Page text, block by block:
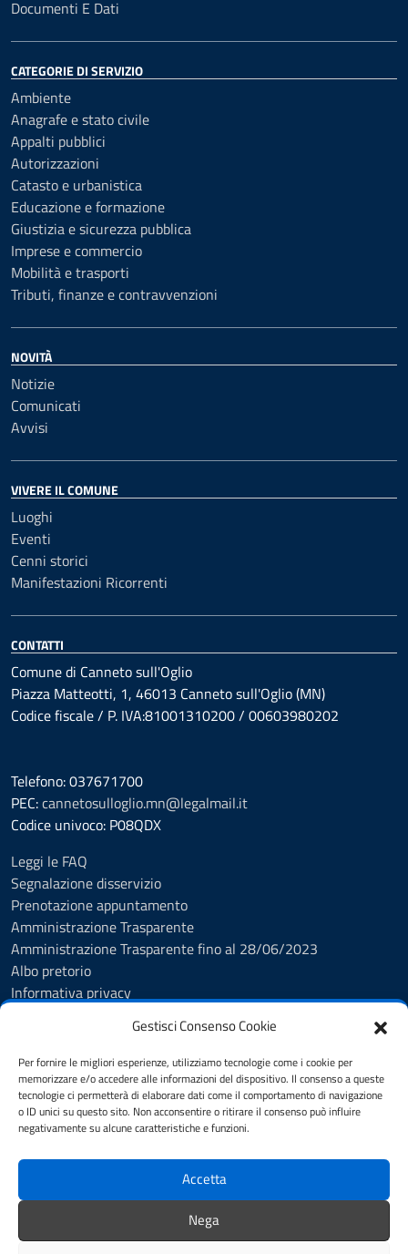
Gestisci Consenso Cookie
Per fornire le migliori esperienze, utilizziamo tecnologie come i cookie per
memorizzare e/o accedere alle informazioni del dispositivo. Il consenso a queste
tecnologie ci permetterà di elaborare dati come il comportamento di navigazione
o ID unici su questo sito. Non acconsentire o ritirare il consenso può influire
negativamente su alcune caratteristiche e funzioni.
Accetta
Nega
Documenti E Dati
CATEGORIE DI SERVIZIO
Ambiente
Anagrafe e stato civile
Appalti pubblici
Autorizzazioni
Catasto e urbanistica
Educazione e formazione
Giustizia e sicurezza pubblica
Imprese e commercio
Mobilità e trasporti
Tributi, finanze e contravvenzioni
NOVITÀ
Notizie
Comunicati
Avvisi
VIVERE IL COMUNE
Luoghi
Eventi
Cenni storici
Manifestazioni Ricorrenti
CONTATTI
Comune di Canneto sull'Oglio
Piazza Matteotti, 1, 46013 Canneto sull'Oglio (MN)
Codice fiscale / P. IVA:81001310200 / 00603980202
Telefono: 037671700
PEC:cannetosulloglio.mn@legalmail.it
Codice univoco: P08QDX
Leggi le FAQ
Segnalazione disservizio
Prenotazione appuntamento
Amministrazione Trasparente
Amministrazione Trasparente fino al 28/06/2023
Albo pretorio
Informativa privacy
Feedback Accessibilità
Dichiarazione di accessibilità
Obiettivi di accessibilità
Piano di Miglioramento dei Servizi
Instagram
Facebook (biblioteca)